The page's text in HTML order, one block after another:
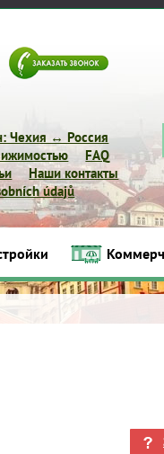
Чехия ↔ Россия
FAQ
Наши контакты
údajů
Коммерческие